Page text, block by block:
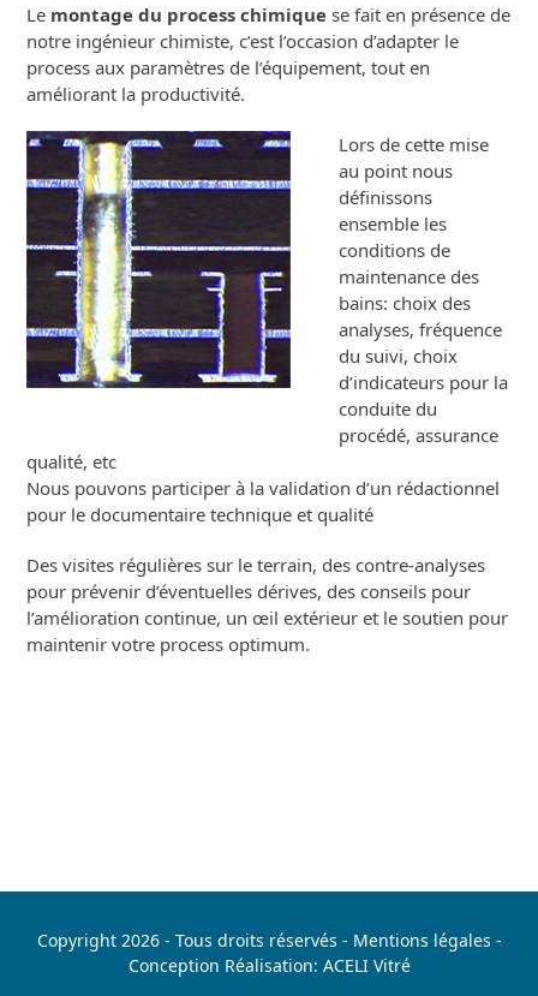
Le montage du process chimique se fait en présence de
notre ingénieur chimiste, c’est l’occasion d’adapter le
process aux paramètres de l’équipement, tout en
améliorant la productivité.
Lors de cette mise
au point nous
définissons
ensemble les
conditions de
maintenance des
bains: choix des
analyses, fréquence
du suivi, choix
d’indicateurs pour la
conduite du
procédé, assurance
qualité, etc
Nous pouvons participer à la validation d’un rédactionnel
pour le documentaire technique et qualité
Des visites régulières sur le terrain, des contre-analyses
pour prévenir d’éventuelles dérives, des conseils pour
l’amélioration continue, un œil extérieur et le soutien pour
maintenir votre process optimum.
Copyright 2026 - Tous droits réservés - Mentions légales -
Conception Réalisation: ACELIVitré